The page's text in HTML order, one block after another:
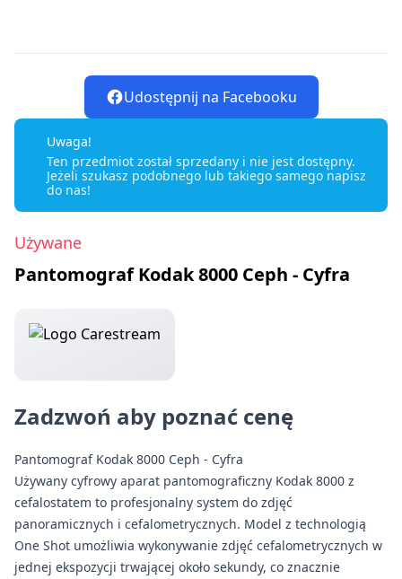
Udostępnij na Facebooku
Uwaga!
Ten przedmiot został sprzedany i nie jest dostępny.
Jeżeli szukasz podobnego lub takiego samego napisz
do nas!
Używane
Pantomograf Kodak 8000 Ceph - Cyfra
Zadzwoń aby poznać cenę
Pantomograf Kodak 8000 Ceph - Cyfra
Używany cyfrowy aparat pantomograficzny Kodak 8000 z
cefalostatem to profesjonalny system do zdjęć
panoramicznych i cefalometrycznych. Model z technologią
One Shot umożliwia wykonywanie zdjęć cefalometrycznych w
jednej ekspozycji trwającej około sekundy, co znacznie